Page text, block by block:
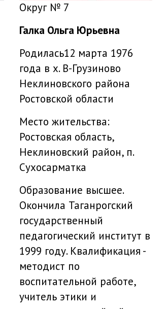
Округ № 7
Галка Ольга Юрьевна
Родилась12 марта 1976
года в х. В-Грузиново
Неклиновского района
Ростовской области
Место жительства:
Ростовская область,
Неклиновский район, п.
Сухосарматка
Образование высшее.
Окончила Таганрогский
государственный
педагогический институт в
1999 году. Квалификация -
методист по
воспитательной работе,
учитель этики и